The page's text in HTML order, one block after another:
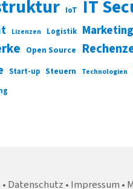
IoT IT
Lizenzen Logistik Marketing
Open Source
Start-up Steuern Technologien
Datenschutz Impressum